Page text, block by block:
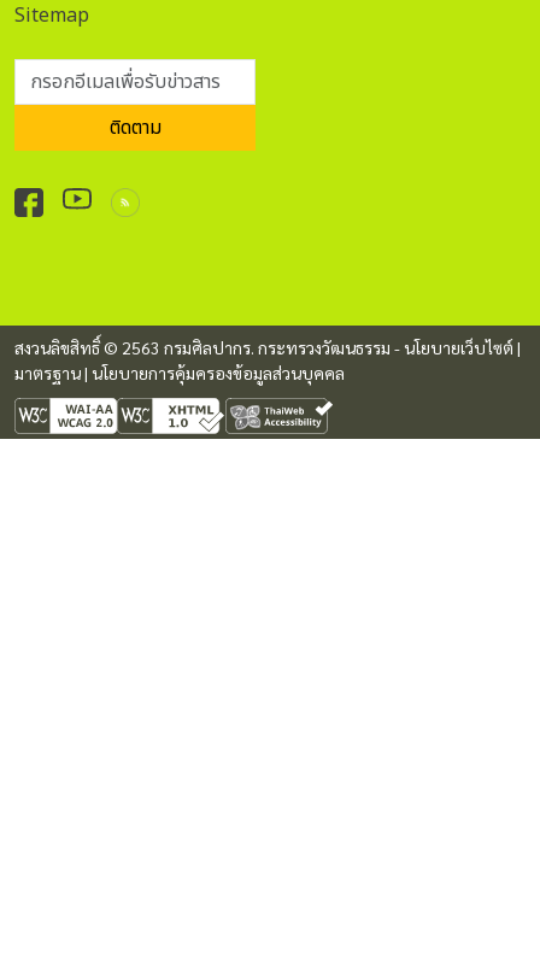
Sitemap
กรอกอีเมลเพื่อรับข่าวสาร
ติดตาม
สงวนลิขสิทธิ์ © 2563 กรมศิลปากร. กระทรวงวัฒนธรรม -นโยบายเว็บไซต์ |
มาตรฐาน| นโยบายการคุ้มครองข้อมูลส่วนบุคคล